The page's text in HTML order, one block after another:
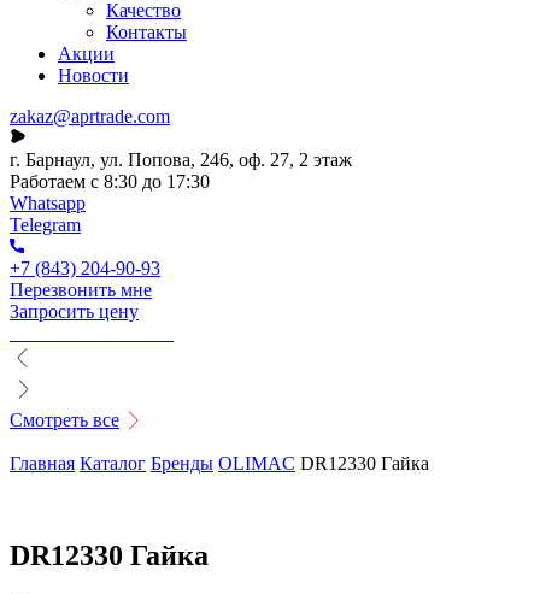
Качество
Контакты
Акции
Новости
zakaz@aprtrade.com
г. Барнаул, ул. Попова, 246, оф. 27, 2 этаж
Работаем с 8:30 до 17:30
Whatsapp
Telegram
+7 (843) 204-90-93
Перезвонить мне
Запросить цену
Смотреть все
Главная Каталог Бренды OLIMAC DR12330 Гайка
DR12330 Гайка